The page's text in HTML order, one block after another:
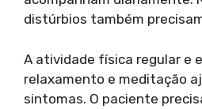
distúrbios também
A atividade física regular e
relaxamento e meditação
sintomas. O paciente